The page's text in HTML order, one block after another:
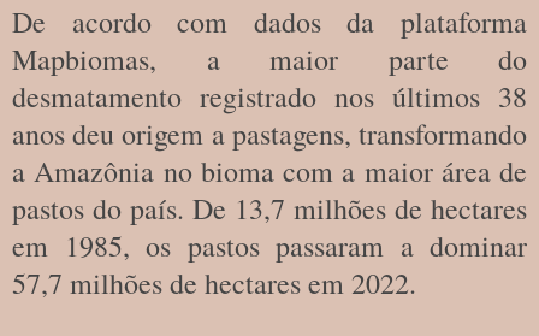
De acordo com dados da plataforma
Mapbiomas, a maior parte do
desmatamento registrado nos últimos 38
anos deu origem a pastagens, transformando
a Amazônia no bioma com a maior área de
pastos do país. De 13,7 milhões de hectares
em 1985, os pastos passaram a dominar
57,7 milhões de hectares em 2022.